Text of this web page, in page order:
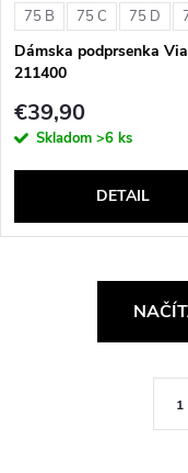
75 B 75 C 75 D
Dámska podprsenka
211400
€39,90
Skladom >6 ks
DETAIL
1